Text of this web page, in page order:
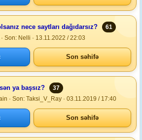
nece saytları dağıdarsız?
61
Son: Nelli · 13.11.2022 / 22:03
Son səhifə
ya başsız?
37
· Son: Taksi_V_Ray · 03.11.2019 / 17:40
Son səhifə